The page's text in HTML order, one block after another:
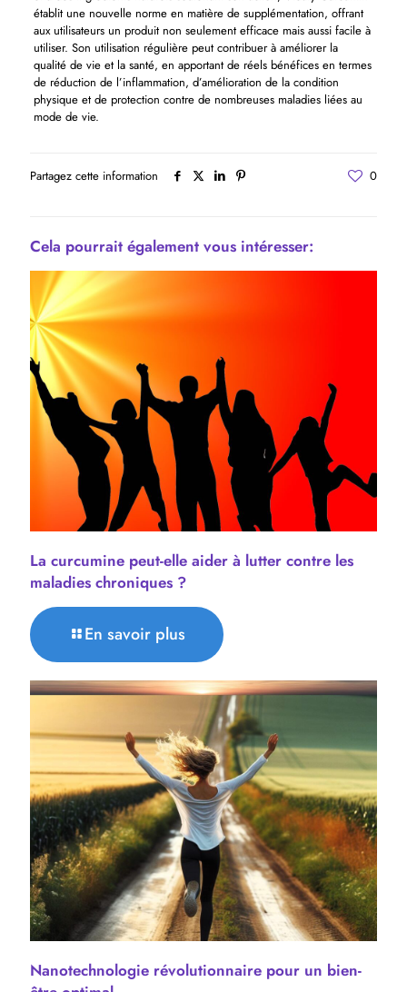
établit une nouvelle norme en matière de supplémentation, offrant
aux utilisateurs un produit non seulement efficace mais aussi facile à
utiliser. Son utilisation régulière peut contribuer à améliorer la
qualité de vie et la santé, en apportant de réels bénéfices en termes
de réduction de l’inflammation, d’amélioration de la condition
physique et de protection contre de nombreuses maladies liées au
mode de vie.
Partagez cette information 0
Cela pourrait également vous intéresser:
La curcumine peut-elle aider à lutter contre les
maladies chroniques ?
En savoir plus
Nanotechnologie révolutionnaire pour un bien-